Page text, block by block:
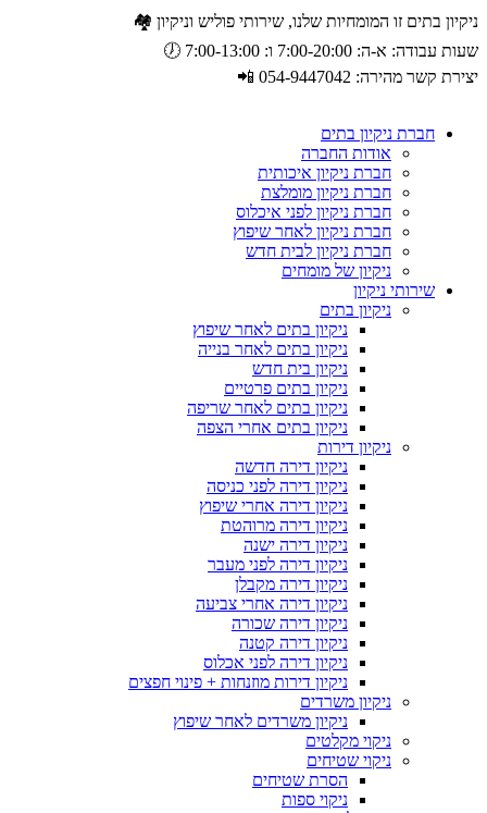
ניקיון בתים זו המומחיות שלנו, שירותי פוליש וניקיון 🏘️
שעות עבודה: א-ה: 7:00-20:00 ו: 7:00-13:00 🕖
יצירת קשר מהירה: 054-9447042 📲
חברת ניקיון בתים
אודות החברה
חברת ניקיון איכותית
חברת ניקיון מומלצת
חברת ניקיון לפני איכלוס
חברת ניקיון לאחר שיפוץ
חברת ניקיון לבית חדש
ניקיון של מומחים
שירותי ניקיון
ניקיון בתים
ניקיון בתים לאחר שיפוץ
ניקיון בתים לאחר בנייה
ניקיון בית חדש
ניקיון בתים פרטיים
ניקיון בתים לאחר שריפה
ניקיון בתים אחרי הצפה
ניקיון דירות
ניקיון דירה חדשה
ניקיון דירה לפני כניסה
ניקיון דירה אחרי שיפוץ
ניקיון דירה מרוהטת
ניקיון דירה ישנה
ניקיון דירה לפני מעבר
ניקיון דירה מקבלן
ניקיון דירה אחרי צביעה
ניקיון דירה שכורה
ניקיון דירה קטנה
ניקיון דירה לפני אכלוס
ניקיון דירות מוזנחות + פינוי חפצים
ניקיון משרדים
ניקיון משרדים לאחר שיפוץ
ניקוי מקלטים
ניקוי שטיחים
הסרת שטיחים
ניקוי ספות